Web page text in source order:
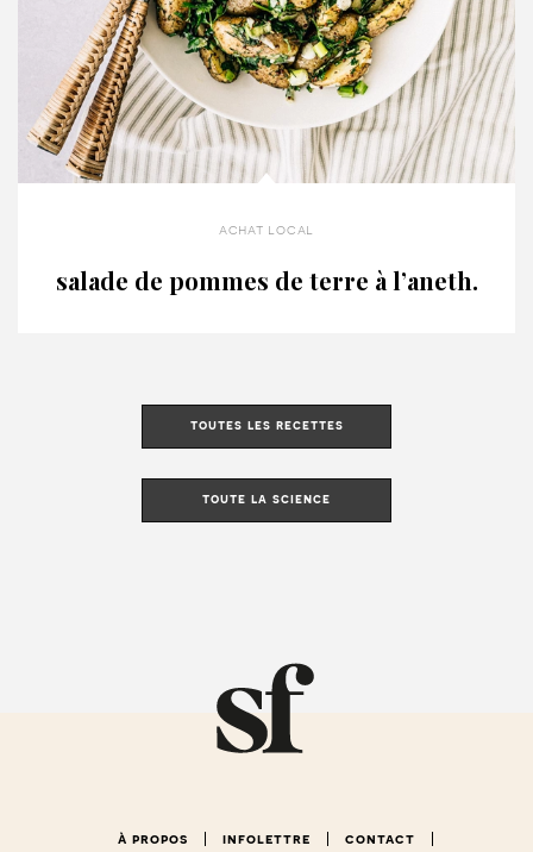
achat local
salade de pommes de terre à l’aneth.
toutes les recettes
toute la science
à propos infolettre contact